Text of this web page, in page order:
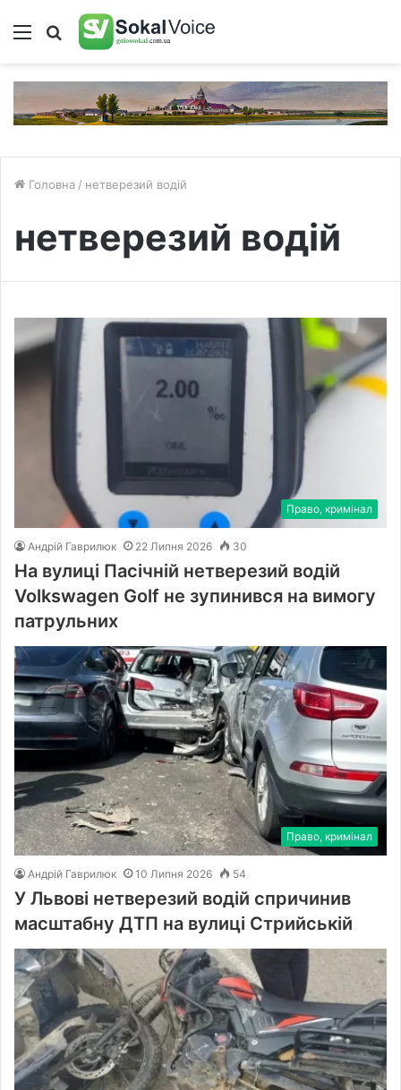
Меню Пошук
Головна / нетверезий водій
нетверезий водій
Право, кримінал
Андрій Гаврилюк 22 Липня 2026 30
На вулиці Пасічній нетверезий водій
Volkswagen Golf не зупинився на вимогу
патрульних
Право, кримінал
Андрій Гаврилюк 10 Липня 2026 54
У Львові нетверезий водій спричинив
масштабну ДТП на вулиці Стрийській